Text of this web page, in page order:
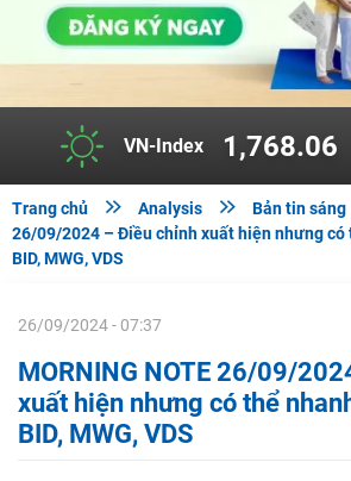
VN-Index 1,768.06
Trang chủ  Analysis  Bản tin sáng
26/09/2024 – Điều chỉnh xuất hiện nhưng có
BID, MWG, VDS
26/09/2024 - 07:37
MORNING NOTE 26/09/
xuất hiện nhưng có thể
BID, MWG, VDS